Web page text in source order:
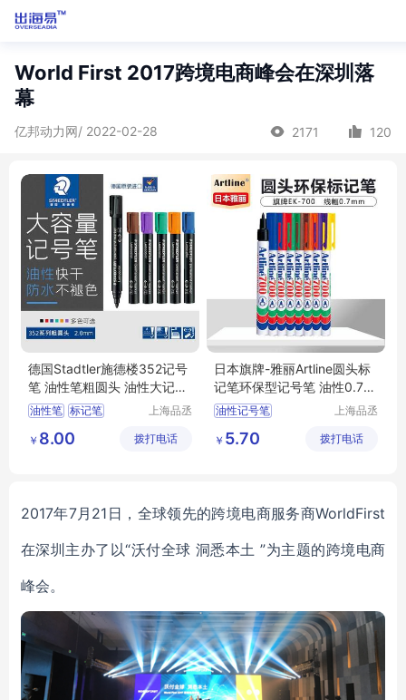
World First 2017跨境电商峰会在深圳落
幕
亿邦动力网/ 2022-02-28 2171 120
德国Stadtler施德楼352记号
笔 油性笔粗圆头 油性大记号
笔2.0mm
油性笔 标记笔
上海品丞
公司
￥ 8.00 拨打电话
日本旗牌-雅丽Artline圆头标
记笔环保型记号笔 油性0.7m
m EK-700
油性记号笔
上海品丞
公司
￥ 5.70 拨打电话
2017年7月21日，全球领先的跨境电商服务商WorldFirst
在深圳主办了以“沃付全球 洞悉本土 ”为主题的跨境电商
峰会。